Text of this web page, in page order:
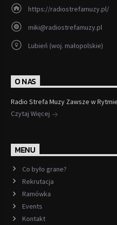
https://radiostrefamuzy.pl/
miki@radiostrefamuzy.pl
Lubień (woj. małopolskie)
O NAS
Radio Strefa Muzy Zawsze w
Czytaj Więcej
MENU
Co było grane?
Rekrutacja
Ramówka
Events
Kontakt